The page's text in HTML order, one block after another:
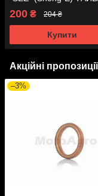
AT-1184
200 ₴ 204 ₴
Купити
Акційні
–3%